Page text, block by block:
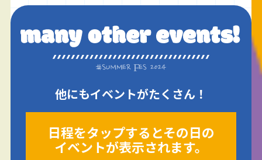
他にもイベントがたくさん！
日程をタップするとその日の
イベントが表示されます。